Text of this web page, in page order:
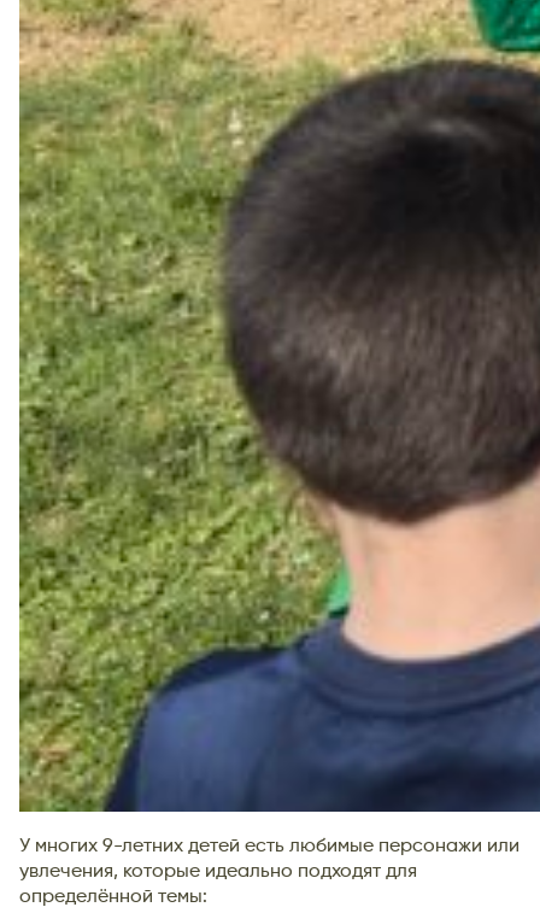
У многих 9-летних детей есть любимые персонажи или
увлечения, которые идеально подходят для
определённой темы: